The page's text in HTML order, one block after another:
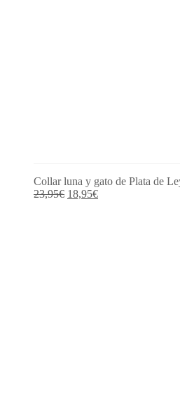
Collar luna y gato de Plata de
23,95€ El
18,95€El